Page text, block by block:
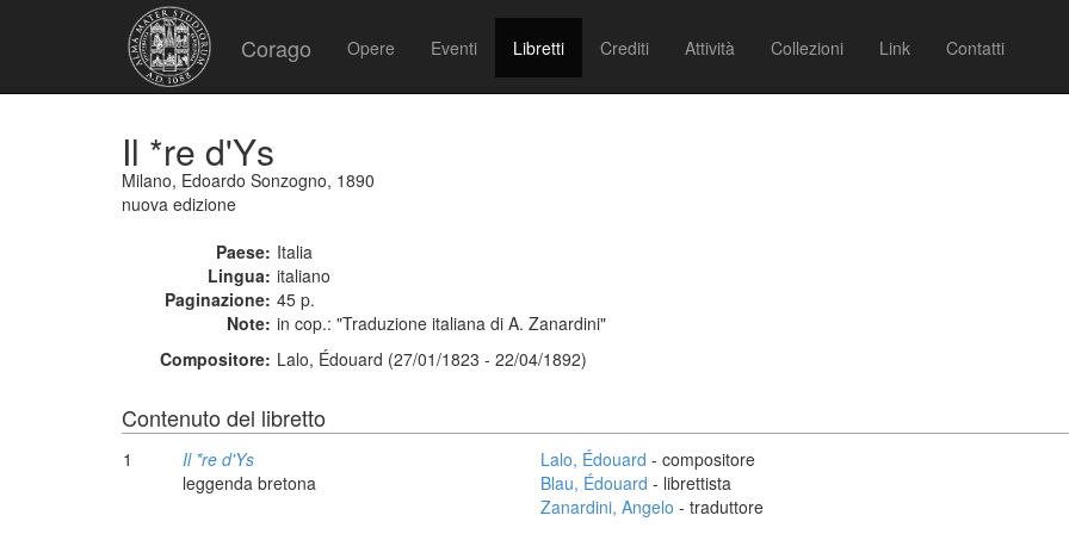
Corago Opere Eventi Libretti Crediti Attività Collezioni Link Contatti
Il *re d'Ys
Milano, Edoardo Sonzogno, 1890
nuova edizione
Paese: Italia
Lingua: italiano
Paginazione: 45 p.
Note: in cop.: "Traduzione italiana di A. Zanardini"
Compositore: Lalo, Édouard (27/01/1823 - 22/04/1892)
Contenuto del libretto
1
Il *re d'Ys
leggenda bretona
Lalo, Édouard - compositore
Blau, Édouard - librettista
Zanardini, Angelo - traduttore